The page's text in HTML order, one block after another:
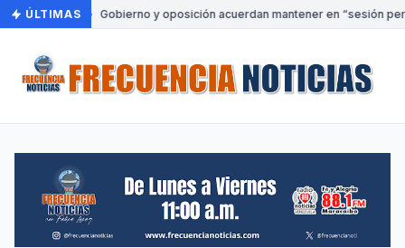
ÚLTIMAS Gobierno y oposición acuerdan mantener en “sesión